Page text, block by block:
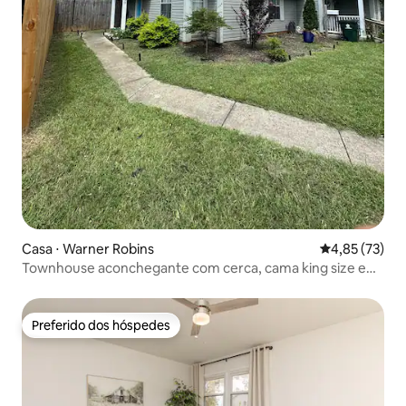
Casa ⋅ Warner Robins 4,85 de uma
4,85 (73)
Townhouse aconchegante com cerca, cama king size e
Preferido dos hóspedes
Preferido dos hóspedes